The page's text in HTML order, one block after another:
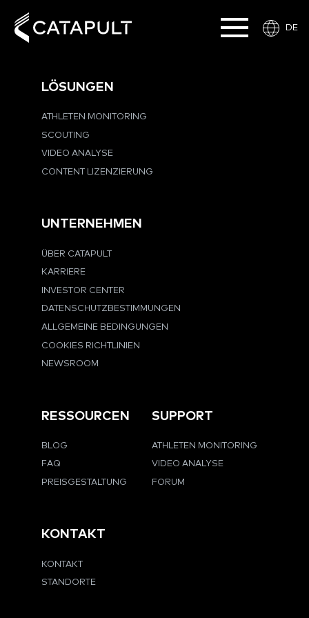
DE
LÖSUNGEN
ATHLETEN MONITORING
SCOUTING
VIDEO ANALYSE
CONTENT LIZENZIERUNG
UNTERNEHMEN
ÜBER CATAPULT
KARRIERE
INVESTOR CENTER
DATENSCHUTZBESTIMMUNGEN
ALLGEMEINE BEDINGUNGEN
COOKIES RICHTLINIEN
NEWSROOM
RESSOURCEN
BLOG
FAQ
PREISGESTALTUNG
SUPPORT
ATHLETEN MONITORING
VIDEO ANALYSE
FORUM
KONTAKT
KONTAKT
STANDORTE